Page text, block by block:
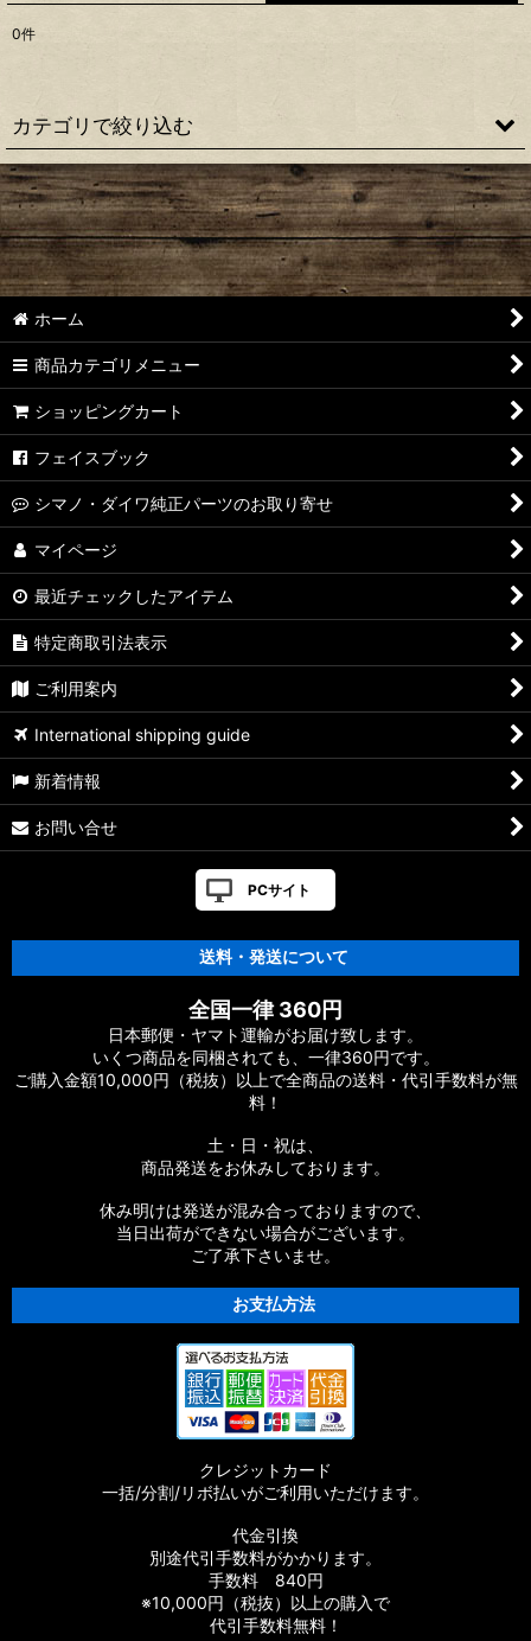
並び順
絞り込む
0件
カテゴリで絞り込む
【シマノ】22ステラ［STELLA］対応 カスタムパーツ
【シマノ】18-19ステラ［STELLA］対応 カスタムパーツ
【シマノ】14ステラ［STELLA］対応 カスタムパーツ
【シマノ】10ステラ［STELLA］対応 カスタムパーツ
【シマノ】07ステラ［STELLA］対応 カスタムパーツ
【シマノ】19-22ステラSW［STELLA SW］対応 カスタムパー
ツ
【シマノ】08ステラSW［STELLA SW］対応 カスタムパーツ
【シマノ】01ステラSW［STELLA SW］対応 カスタムパーツ
ーツ
17ヴァンキッシュFW用
FW［VANQUISH］対応 カスタムパーツ
【シマノ】12-13ヴァンキッシュ&リミテッド［VANQUISH］
対応 カスタムパーツ
【シマノ】19ストラディック［STRADIC］対応 カスタムパー
ツ
【シマノ】20ストラディックSW［STRADIC SW］対応 カスタ
【シマノ】18ストラディックSW［STRADIC SW］対応 カスタ
【シマノ】15-16ストラディック［STRADIC］対応 カスタムパ
【シマノ】17サステイン［SUSTAIN］対応 カスタムパーツ
【シマノ】11バイオマスター［BIOMASTER］対応 カスタムパ
【シマノ】08バイオマスター［BIOMASTER］対応 カスタムパ
【シマノ】06バイオマスターMg［BIOMASTER Mg］対応 カ
ホーム
商品カテゴリメニュー
ショッピングカート
フェイスブック
シマノ・ダイワ純正パーツのお取り寄せ
マイページ
最近チェックしたアイテム
特定商取引法表示
ご利用案内
International shipping guide
新着情報
お問い合せ
PCサイト
送料・発送について
全国一律 360円
日本郵便・ヤマト運輸がお届け致します。
いくつ商品を同梱されても、一律360円です。
ご購入金額10,000円（税抜）以上で全商品の送料・代引手数料が無
料！
土・日・祝は、
商品発送をお休みしております。
休み明けは発送が混み合っておりますので、
当日出荷ができない場合がございます。
ご了承下さいませ。
お支払方法
クレジットカード
一括/分割/リボ払いがご利用いただけます。
代金引換
別途代引手数料がかかります。
手数料 840円
※10,000円（税抜）以上の購入で
代引手数料無料！